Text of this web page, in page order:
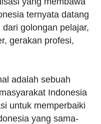
ternyata datang
golongan pelajar,
gerakan profesi,
adalah sebuah
Indonesia
untuk memperbaiki
yang sama-